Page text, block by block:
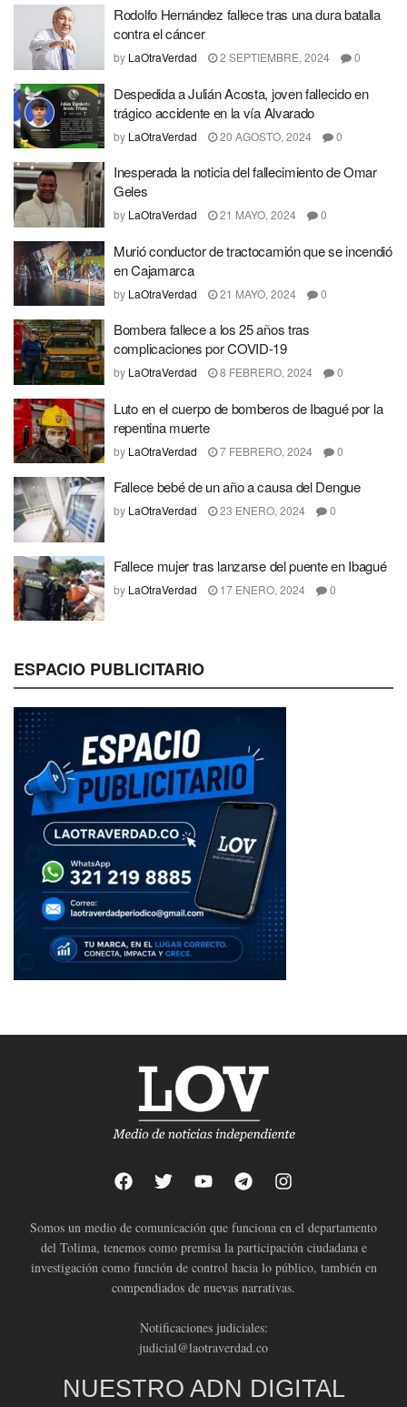
Rodolfo Hernández fallece tras una dura batalla
contra el cáncer
by LaOtraVerdad 2 SEPTIEMBRE, 2024 0
Despedida a Julián Acosta, joven fallecido en
trágico accidente en la vía Alvarado
by LaOtraVerdad 20 AGOSTO, 2024 0
Inesperada la noticia del fallecimiento de Omar
Geles
by LaOtraVerdad 21 MAYO, 2024 0
Murió conductor de tractocamión que se incendió
en Cajamarca
by LaOtraVerdad 21 MAYO, 2024 0
Bombera fallece a los 25 años tras
complicaciones por COVID-19
by LaOtraVerdad 8 FEBRERO, 2024 0
Luto en el cuerpo de bomberos de Ibagué por la
repentina muerte
by LaOtraVerdad 7 FEBRERO, 2024 0
Fallece bebé de un año a causa del Dengue
by LaOtraVerdad 23 ENERO, 2024 0
Fallece mujer tras lanzarse del puente en Ibagué
by LaOtraVerdad 17 ENERO, 2024 0
ESPACIO PUBLICITARIO
Somos un medio de comunicación que funciona en el departamento
del Tolima, tenemos como premisa la participación ciudadana e
investigación como función de control hacia lo público, también en
compendiados de nuevas narrativas.
Notificaciones judiciales:
judicial@laotraverdad.co
NUESTRO ADN DIGITAL